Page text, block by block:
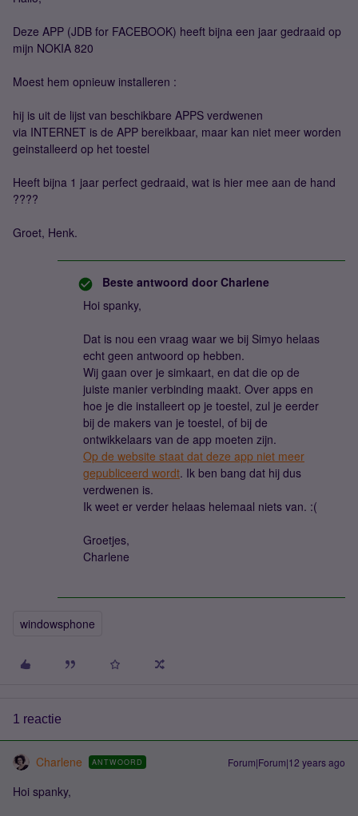
Deze APP (JDB for FACEBOOK) heeft bijna een jaar gedraaid op
mijn NOKIA 820
Moest hem opnieuw installeren :
hij is uit de lijst van beschikbare APPS verdwenen
via INTERNET is de APP bereikbaar, maar kan niet meer worden
geinstalleerd op het toestel
Heeft bijna 1 jaar perfect gedraaid, wat is hier mee aan de hand
????
Groet, Henk.
Beste antwoord door Charlene
Hoi spanky,
Dat is nou een vraag waar we bij Simyo helaas
echt geen antwoord op hebben.
Wij gaan over je simkaart, en dat die op de
juiste manier verbinding maakt. Over apps en
hoe je die installeert op je toestel, zul je eerder
bij de makers van je toestel, of bij de
ontwikkelaars van de app moeten zijn.
Op de website staat dat deze app niet meer
gepubliceerd wordt. Ik ben bang dat hij dus
verdwenen is.
Ik weet er verder helaas helemaal niets van. :(
Groetjes,
Charlene
windowsphone
1 reactie
Charlene ANTWOORD Forum|Forum|12 years ago
Hoi spanky,